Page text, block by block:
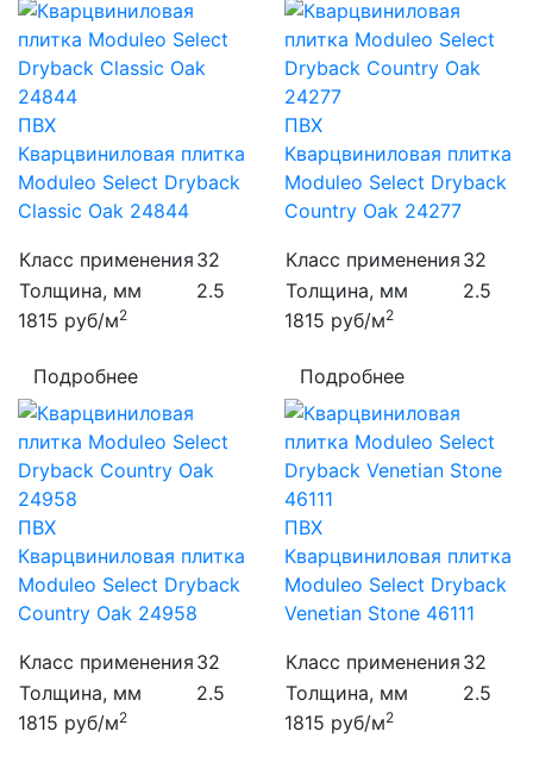
ПВХ
Кварцвиниловая плитка
Moduleo Select Dryback
Classic Oak 24844
Класс применения 32
Толщина, мм
2.5
1815 руб/м2
Подробнее
ПВХ
Кварцвиниловая плитка
Moduleo Select Dryback
Country Oak 24277
Класс применения 32
Толщина, мм
2.5
1815 руб/м2
Подробнее
ПВХ
Кварцвиниловая плитка
Moduleo Select Dryback
Country Oak 24958
Класс применения 32
Толщина, мм
2.5
1815 руб/м2
ПВХ
Кварцвиниловая плитка
Moduleo Select Dryback
Venetian Stone 46111
Класс применения 32
Толщина, мм
2.5
1815 руб/м2